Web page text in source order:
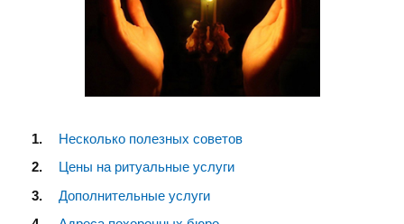
Несколько полезных советов
Цены на ритуальные услуги
Дополнительные услуги